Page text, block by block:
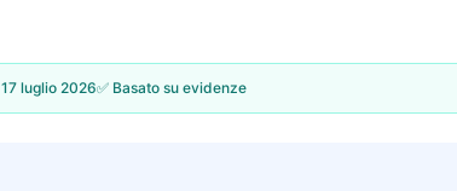
17 luglio 2026✅ Basato su evidenze